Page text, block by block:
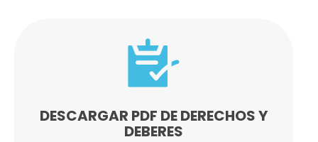
DESCARGAR PDF DE DERECHOS Y
DEBERES